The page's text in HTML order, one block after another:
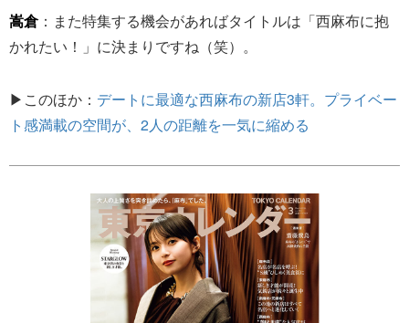
嵩倉：また特集する機会があればタイトルは「西麻布に抱
かれたい！」に決まりですね（笑）。
▶このほか： デートに最適な西麻布の新店3軒。プライベー
ト感満載の空間が、2人の距離を一気に縮める